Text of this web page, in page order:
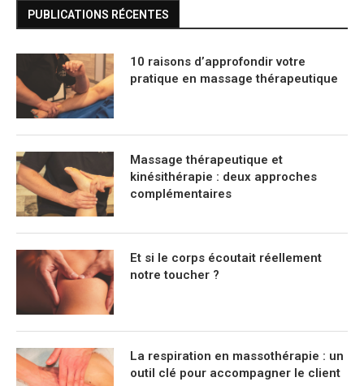
PUBLICATIONS RÉCENTES
10 raisons d’approfondir votre
pratique en massage thérapeutique
Massage thérapeutique et
kinésithérapie : deux approches
complémentaires
Et si le corps écoutait réellement
notre toucher ?
La respiration en massothérapie : un
outil clé pour accompagner le client